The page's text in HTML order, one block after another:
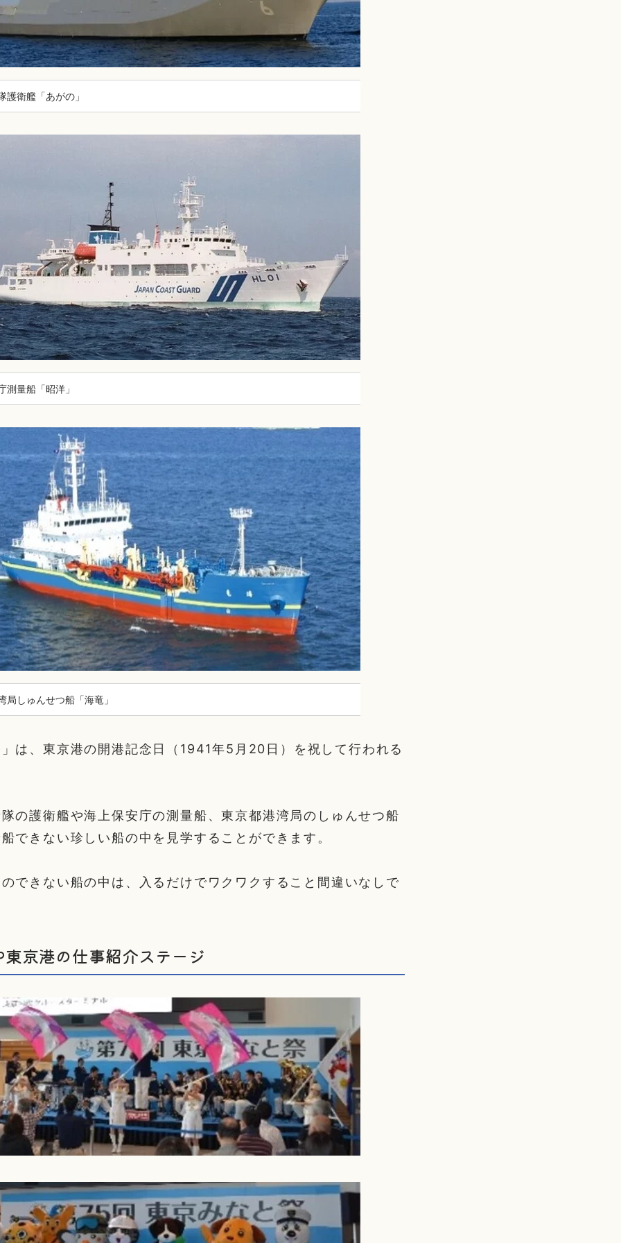
護衛艦「あがの」
測量船「昭洋」
局しゅんせつ船「海竜」
は、東京港の開港記念日（1941年5月20日）を祝して行われる
の護衛艦や海上保安庁の測量船、東京都港湾局のしゅんせつ船
できない珍しい船の中を見学することができます。
できない船の中は、入るだけでワクワクすること間違いなしで
京港の仕事紹介ステージ